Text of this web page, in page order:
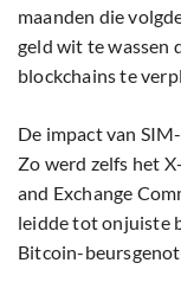
maanden die
geld wit te wassen
blockchains te
De impact van
Zo werd zelfs het
and Exchange
leidde tot onjuiste
Bitcoin-